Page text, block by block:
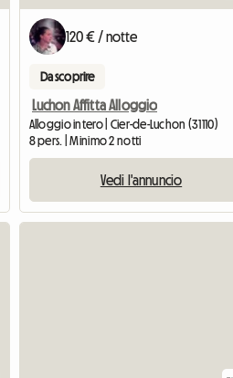
120 € / notte
Da scoprire
Luchon Affitta Alloggio
Alloggio intero | Cier-de-Luchon (31110)
8 pers. | Minimo 2 notti
Vedi l'annuncio